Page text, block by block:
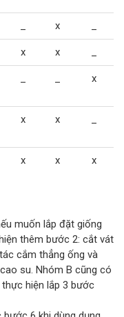
x
x x
x
x x
x x x
muốn lắp đặt giống
thêm bước 2: cắt vát
cắm thẳng ống và
su. Nhóm B cũng có
hiện lắp 3 bước